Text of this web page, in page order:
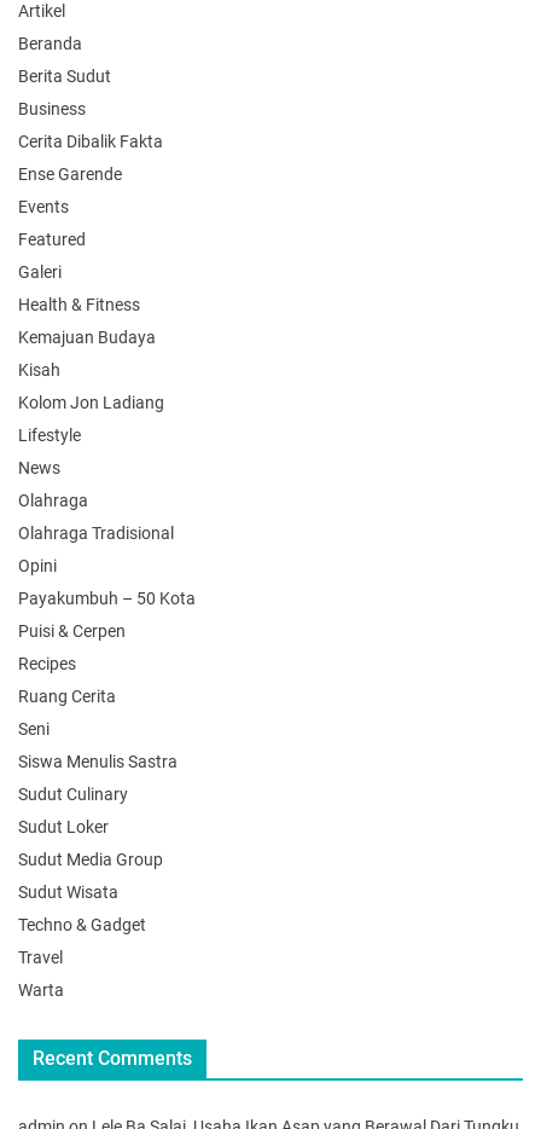
Artikel
Beranda
Berita Sudut
Business
Cerita Dibalik Fakta
Ense Garende
Events
Featured
Galeri
Health & Fitness
Kemajuan Budaya
Kisah
Kolom Jon Ladiang
Lifestyle
News
Olahraga
Olahraga Tradisional
Opini
Payakumbuh – 50 Kota
Puisi & Cerpen
Recipes
Ruang Cerita
Seni
Siswa Menulis Sastra
Sudut Culinary
Sudut Loker
Sudut Media Group
Sudut Wisata
Techno & Gadget
Travel
Warta
Recent Comments